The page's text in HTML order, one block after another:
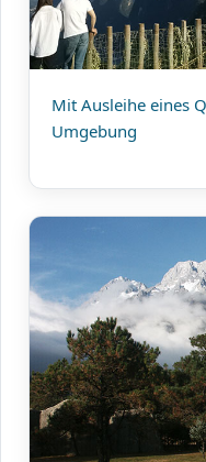
Mit Ausleihe eines
Umgebung